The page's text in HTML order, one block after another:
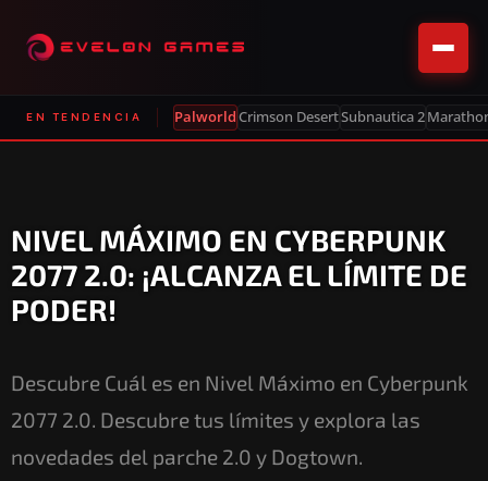
EN TENDENCIA PalworldCrimson DesertSubnautica 2
NIVEL MÁXIMO EN CYBERPUNK
2077 2.0: ¡ALCANZA EL LÍMITE DE
PODER!
Descubre Cuál es en Nivel Máximo en Cyberpunk
2077 2.0. Descubre tus límites y explora las
novedades del parche 2.0 y Dogtown.